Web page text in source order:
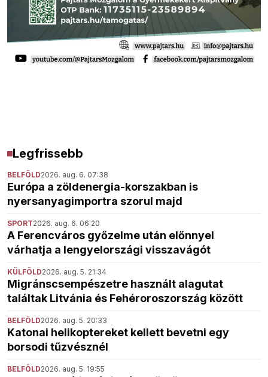
Legfrissebb
BELFÖLD2026. aug. 6. 07:38
Európa a zöldenergia-korszakban is
nyersanyagimportra szorul majd
SPORT2026. aug. 6. 06:20
A Ferencváros győzelme után előnnyel
várhatja a lengyelországi visszavágót
KÜLFÖLD2026. aug. 5. 21:34
Migránscsempészetre használt alagutat
találtak Litvánia és Fehéroroszország között
BELFÖLD2026. aug. 5. 20:33
Katonai helikoptereket kellett bevetni egy
borsodi tűzvésznél
BELFÖLD2026. aug. 5. 19:55